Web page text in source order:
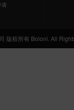
请
版权所有 Boloni. All